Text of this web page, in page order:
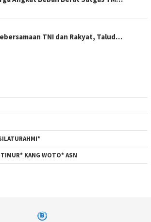
TNI dan Rakyat, Talud…
KANG WOTO* ASN